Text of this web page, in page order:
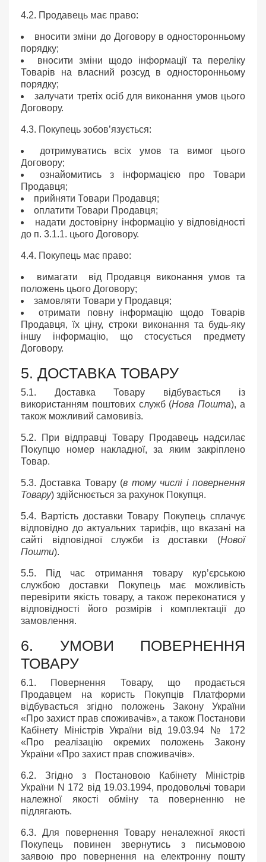
4.2. Продавець має право:
вносити зміни до Договору в односторонньому
порядку;
вносити зміни щодо інформації та переліку
Товарів на власний розсуд в односторонньому
порядку;
залучати третіх осіб для виконання умов цього
Договору.
4.3. Покупець зобов’язується:
дотримуватись всіх умов та вимог цього
Договору;
ознайомитись з інформацією про Товари
Продавця;
прийняти Товари Продавця;
оплатити Товари Продавця;
надати достовірну інформацію у відповідності
до п. 3.1.1. цього Договору.
4.4. Покупець має право:
вимагати від Продавця виконання умов та
положень цього Договору;
замовляти Товари у Продавця;
отримати повну інформацію щодо Товарів
Продавця, їх ціну, строки виконання та будь-яку
іншу інформацію, що стосується предмету
Договору.
5. ДОСТАВКА ТОВАРУ
5.1. Доставка Товару відбувається із
використанням поштових служб (Нова Пошта), а
також можливий самовивіз.
5.2. При відправці Товару Продавець надсилає
Покупцю номер накладної, за яким закріплено
Товар.
5.3. Доставка Товару (в тому числі і повернення
Товару) здійснюється за рахунок Покупця.
5.4. Вартість доставки Товару Покупець сплачує
відповідно до актуальних тарифів, що вказані на
сайті відповідної служби із доставки (Нової
Пошти).
5.5. Під час отримання товару кур’єрською
службою доставки Покупець має можливість
перевірити якість товару, а також переконатися у
відповідності його розмірів і комплектації до
замовлення.
6. УМОВИ ПОВЕРНЕННЯ
ТОВАРУ
6.1. Повернення Товару, що продається
Продавцем на користь Покупців Платформи
відбувається згідно положень Закону України
«Про захист прав споживачів», а також Постанови
Кабінету Міністрів України від 19.03.94 № 172
«Про реалізацію окремих положень Закону
України «Про захист прав споживачів».
6.2. Згідно з Постановою Кабінету Міністрів
України N 172 від 19.03.1994, продовольчі товари
належної якості обміну та поверненню не
підлягають.
6.3. Для повернення Товару неналежної якості
Покупець повинен звернутись з письмовою
заявою про повернення на електронну пошту